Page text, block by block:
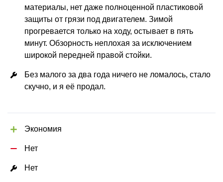
материалы, нет даже полноценной пластиковой
защиты от грязи под двигателем. Зимой
прогревается только на ходу, остывает в пять
минут. Обзорность неплохая за исключением
широкой передней правой стойки.
Без малого за два года ничего не ломалось, стало
скучно, и я её продал.
Экономия
Нет
Нет